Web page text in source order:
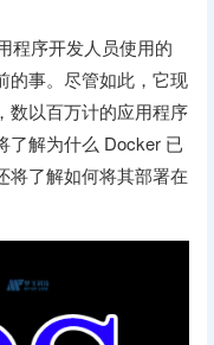
程序开发人员使用的
的事。尽管如此，它现
数以百万计的应用程序
了解为什么 Docker 已
将了解如何将其部署在